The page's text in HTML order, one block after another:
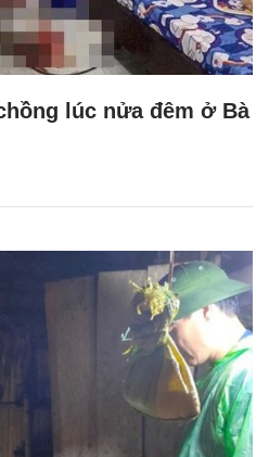
lúc nửa đêm ở Bà